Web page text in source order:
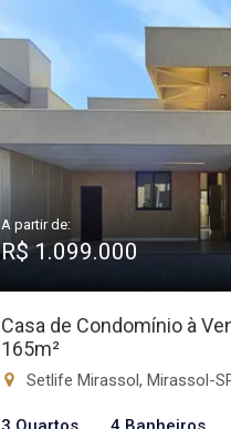
A partir de:
R$ 1.099.000
Casa de Condomínio à
165m²
Setlife Mirassol, Mirassol-